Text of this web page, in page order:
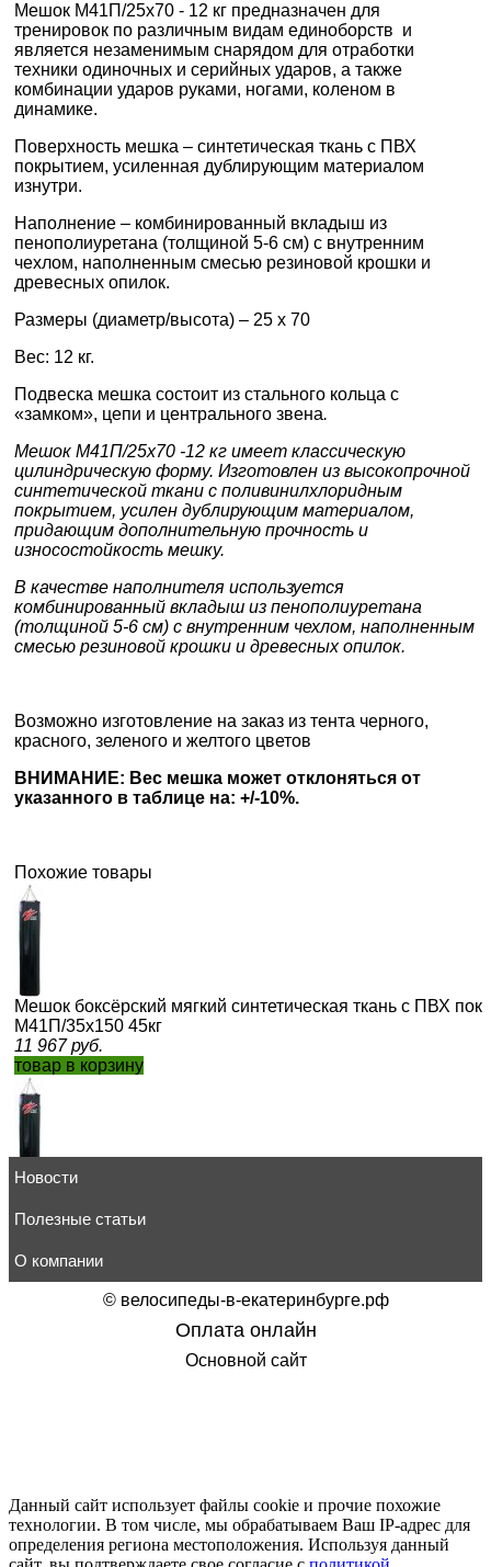
Мешок М41П/25х70 - 12 кг предназначен для
тренировок по различным видам единоборств и
является незаменимым снарядом для отработки
техники одиночных и серийных ударов, а также
комбинации ударов руками, ногами, коленом в
динамике.
Поверхность мешка – синтетическая ткань с ПВХ
покрытием, усиленная дублирующим материалом
изнутри.
Наполнение – комбинированный вкладыш из
пенополиуретана (толщиной 5-6 см) с внутренним
чехлом, наполненным смесью резиновой крошки и
древесных опилок.
Размеры (диаметр/высота) – 25 х 70
Вес: 12 кг.
Подвеска мешка состоит из стального кольца с
«замком», цепи и центрального звена.
Мешок М41П/25х70 -12 кг имеет классическую
цилиндрическую форму. Изготовлен из высокопрочной
синтетической ткани с поливинилхлоридным
покрытием, усилен дублирующим материалом,
придающим дополнительную прочность и
износостойкость мешку.
В качестве наполнителя используется
комбинированный вкладыш из пенополиуретана
(толщиной 5-6 см) с внутренним чехлом, наполненным
смесью резиновой крошки и древесных опилок.
Возможно изготовление на заказ из тента черного,
красного, зеленого и желтого цветов
ВНИМАНИЕ: Вес мешка может отклоняться от
указанного в таблице на: +/-10%.
Похожие товары
Мешок боксёрский мягкий синтетическая ткань с ПВХ
М41П/35х150 45кг
11 967 руб.
товар в корзину
М41П/40х150 60 кг
товар в корзину
Новости
Полезные статьи
О компании
© велосипеды-в-екатеринбурге.рф
Оплата онлайн
Основной сайт
Данный сайт использует файлы cookie и прочие похожие
технологии. В том числе, мы обрабатываем Ваш IP-адрес для
определения региона местоположения. Используя данный